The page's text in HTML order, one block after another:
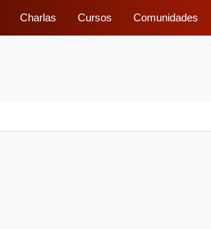
Charlas Cursos Comunidades